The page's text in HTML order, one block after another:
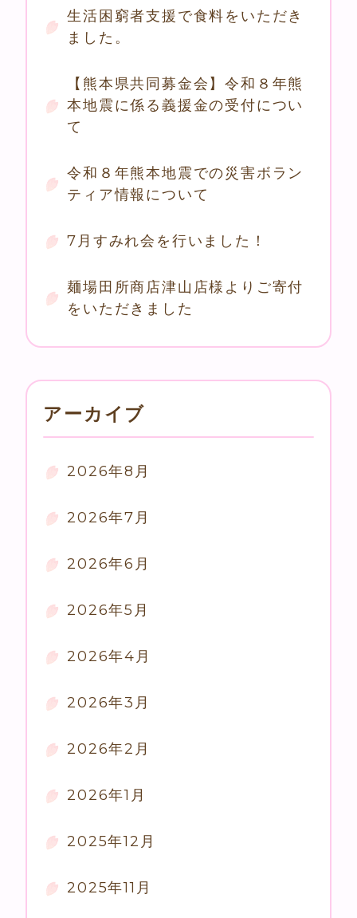
生活困窮者支援で食料をいただき
ました。
【熊本県共同募金会】令和８年熊
本地震に係る義援金の受付につい
て
令和８年熊本地震での災害ボラン
ティア情報について
7月すみれ会を行いました！
麺場田所商店津山店様よりご寄付
をいただきました
アーカイブ
2026年8月
2026年7月
2026年6月
2026年5月
2026年4月
2026年3月
2026年2月
2026年1月
2025年12月
2025年11月